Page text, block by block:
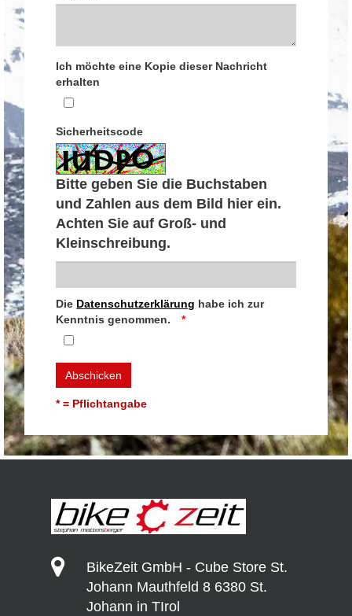
Ich möchte eine Kopie dieser Nachricht
erhalten
Sicherheitscode
Bitte geben Sie die Buchstaben
und Zahlen aus dem Bild hier ein.
Achten Sie auf Groß- und
Kleinschreibung.
Die Datenschutzerklärung habe ich zur
Kenntnis genommen.
Abschicken
* = Pflichtangabe
BikeZeit GmbH - Cube Store St.
Johann Mauthfeld 8 6380 St.
Johann in TIrol